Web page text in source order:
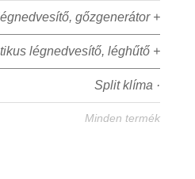
gőzgenerátor +
légnedvesítő, léghűtő +
Split klíma ·
Minden termék